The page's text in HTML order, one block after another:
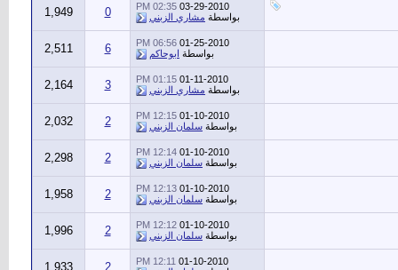
03-29-2010
02:35 PM
بواسطة مشاري الزبني 0
1,949
01-25-2010
06:56 PM
بواسطة ابوحاكم 6
2,511
01-11-2010
01:15 PM
بواسطة مشاري الزبني 3
2,164
01-10-2010
12:15 PM
بواسطة سلمان الزبني 2
2,032
01-10-2010
12:14 PM
بواسطة سلمان الزبني 2
2,298
01-10-2010
12:13 PM
بواسطة سلمان الزبني 2
1,958
01-10-2010
12:12 PM
بواسطة سلمان الزبني 2
1,996
01-10-2010
12:11 PM
2
1,933